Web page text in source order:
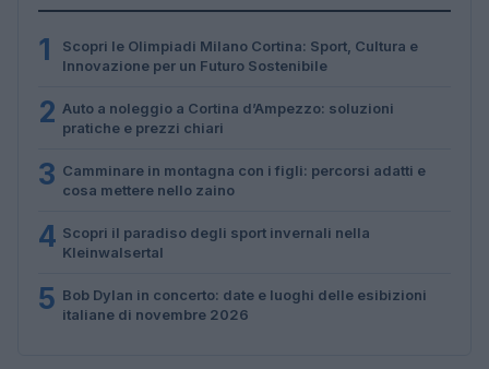
1
Scopri le Olimpiadi Milano Cortina: Sport, Cultura e
Innovazione per un Futuro Sostenibile
2 Auto a noleggio a Cortina d’Ampezzo: soluzioni
pratiche e prezzi chiari
3 Camminare in montagna con i figli: percorsi adatti e
cosa mettere nello zaino
4 Scopri il paradiso degli sport invernali nella
Kleinwalsertal
5 Bob Dylan in concerto: date e luoghi delle esibizioni
italiane di novembre 2026